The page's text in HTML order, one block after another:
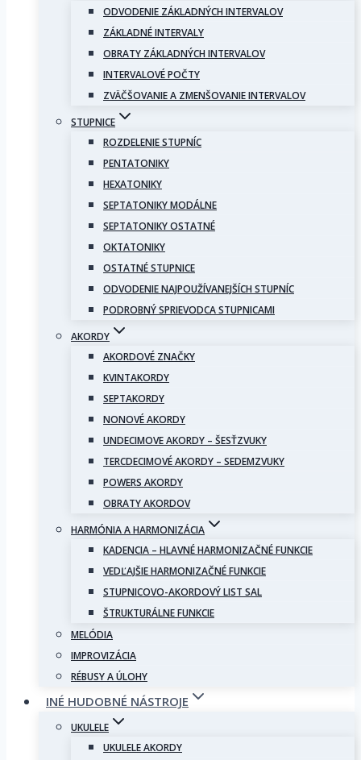
ODVODENIE ZÁKLADNÝCH INTERVALOV
ZÁKLADNÉ INTERVALY
OBRATY ZÁKLADNÝCH INTERVALOV
INTERVALOVÉ POČTY
ZVÄČŠOVANIE A ZMENŠOVANIE INTERVALOV
STUPNICE
ROZDELENIE STUPNÍC
PENTATONIKY
HEXATONIKY
SEPTATONIKY MODÁLNE
SEPTATONIKY OSTATNÉ
OKTATONIKY
OSTATNÉ STUPNICE
ODVODENIE NAJPOUŽÍVANEJŠÍCH STUPNÍC
PODROBNÝ SPRIEVODCA STUPNICAMI
AKORDY
AKORDOVÉ ZNAČKY
KVINTAKORDY
SEPTAKORDY
NONOVÉ AKORDY
UNDECIMOVE AKORDY – ŠESŤZVUKY
TERCDECIMOVÉ AKORDY – SEDEMZVUKY
POWERS AKORDY
OBRATY AKORDOV
HARMÓNIA A HARMONIZÁCIA
KADENCIA – HLAVNÉ HARMONIZAČNÉ FUNKCIE
VEDĽAJŠIE HARMONIZAČNÉ FUNKCIE
STUPNICOVO-AKORDOVÝ LIST SAL
ŠTRUKTURÁLNE FUNKCIE
MELÓDIA
IMPROVIZÁCIA
RÉBUSY A ÚLOHY
INÉ HUDOBNÉ NÁSTROJE
UKULELE
UKULELE AKORDY